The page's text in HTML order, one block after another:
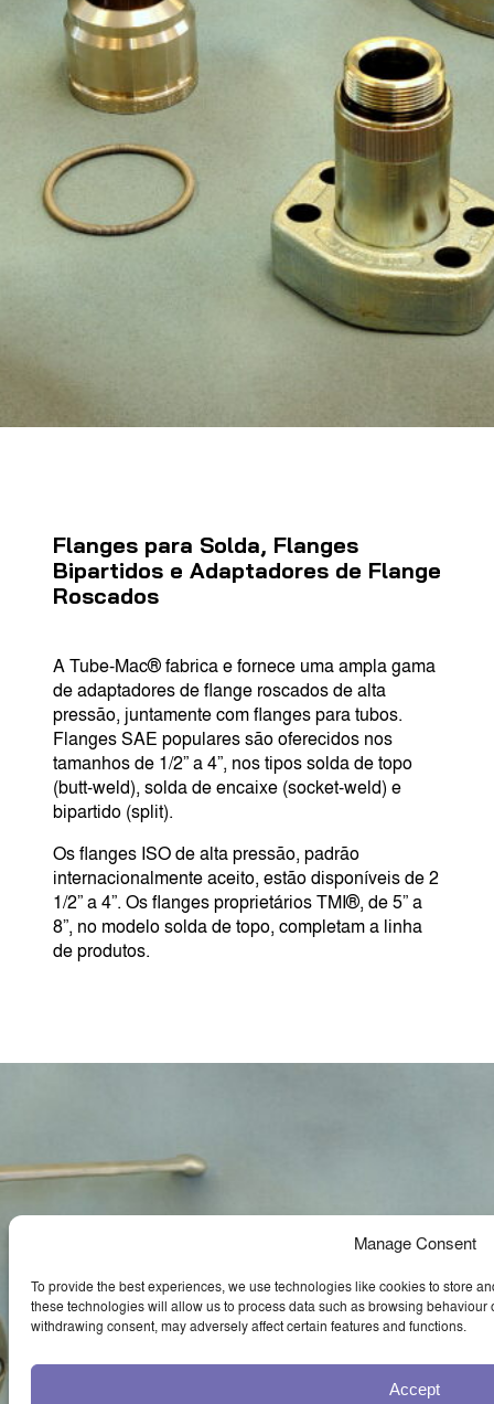
Manage Consent
To provide the best experiences, we use technologies like cookies to store
these technologies will allow us to process data such as browsing
withdrawing consent, may adversely affect certain features and functions.
Accept
Flanges para Solda, Flanges
Bipartidos e Adaptadores de Flange
Roscados
A Tube-Mac® fabrica e fornece uma ampla gama
de adaptadores de flange roscados de alta
pressão, juntamente com flanges para tubos.
Flanges SAE populares são oferecidos nos
tamanhos de 1/2” a 4”, nos tipos solda de topo
(butt-weld), solda de encaixe (socket-weld) e
bipartido (split).
Os flanges ISO de alta pressão, padrão
internacionalmente aceito, estão disponíveis de 2
1/2” a 4”. Os flanges proprietários TMI®, de 5” a
8”, no modelo solda de topo, completam a linha
de produtos.